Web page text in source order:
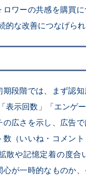
ワーの共感を購買
な改善につなげられ
段階では、まず認
示回数」「エンゲ
広さを示し、広告
（いいね・コメン
散や記憶定着の度
が一時的なものか